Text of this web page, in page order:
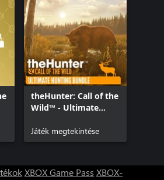
theHunter: Call of the
Wild™ - Ultimate
Játék megtekintése
XBOX Game Pass XBOX-